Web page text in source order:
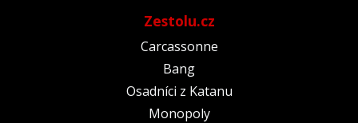
Zestolu.cz
Carcassonne
Bang
Osadníci z Katanu
Monopoly